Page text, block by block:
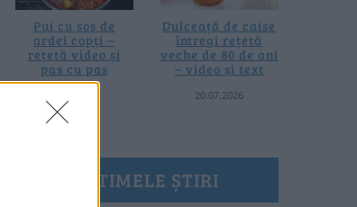
Pui cu sos de
ardei copți –
rețetă video și
pas cu pas
Dulceață de caise
întregi rețetă
veche de 80 de ani
– video și text
20.07.2026
ULTIMELE ȘTIRI